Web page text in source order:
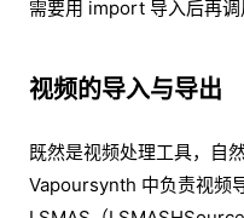
需要用 import 导入后再调
视频的导入与导出
既然是视频处理工具，自
Vapoursynth 中负责视频